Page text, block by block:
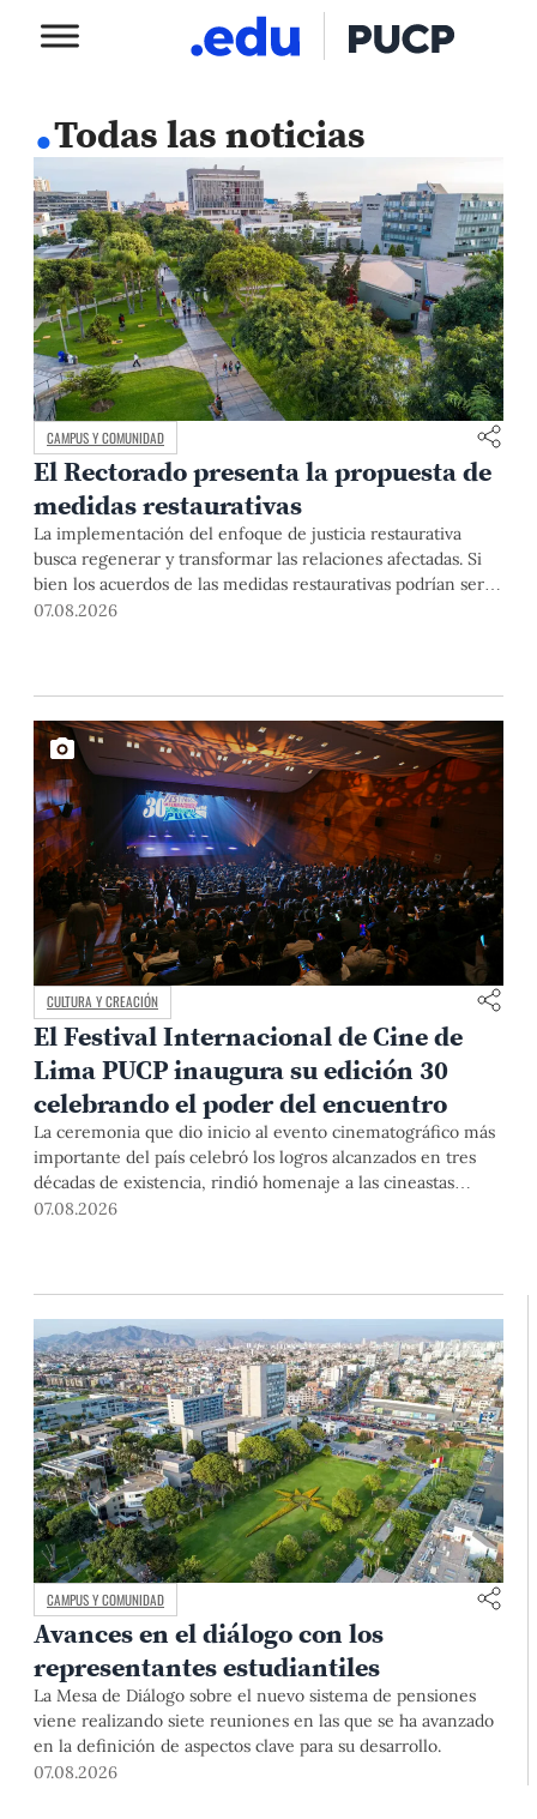
.Todas las noticias
CAMPUS Y COMUNIDAD
El Rectorado presenta la propuesta de
medidas restaurativas
La implementación del enfoque de justicia restaurativa
busca regenerar y transformar las relaciones afectadas. Si
bien los acuerdos de las medidas restaurativas podrían ser
considerados por las instancias disciplinarias, este proceso
07.08.2026
CULTURA Y CREACIÓN
El Festival Internacional de Cine de
Lima PUCP inaugura su edición 30
celebrando el poder del encuentro
La ceremonia que dio inicio al evento cinematográfico más
importante del país celebró los logros alcanzados en tres
décadas de existencia, rindió homenaje a las cineastas
Mariana Rondón y Marité Ugás, y planteó un llamado de
07.08.2026
CAMPUS Y COMUNIDAD
Avances en el diálogo con los
representantes estudiantiles
La Mesa de Diálogo sobre el nuevo sistema de pensiones
viene realizando siete reuniones en las que se ha avanzado
en la definición de aspectos clave para su desarrollo.
07.08.2026